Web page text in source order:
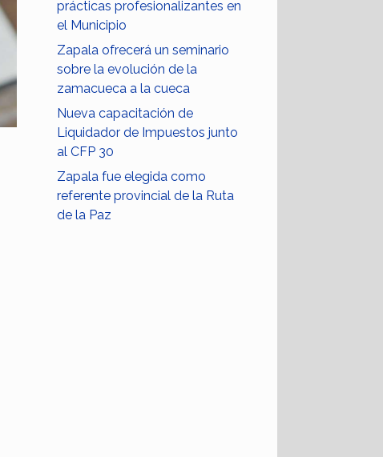
prácticas profesionalizantes en
el Municipio
Zapala ofrecerá un seminario
sobre la evolución de la
zamacueca a la cueca
Nueva capacitación de
Liquidador de Impuestos junto
al CFP 30
Zapala fue elegida como
referente provincial de la Ruta
de la Paz